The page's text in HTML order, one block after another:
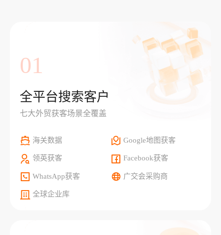
01
全平台搜索客户
七大外贸获客场景全覆盖
海关数据 Google地图获客
领英获客 Facebook获客
WhatsApp获客 广交会采购商
全球企业库